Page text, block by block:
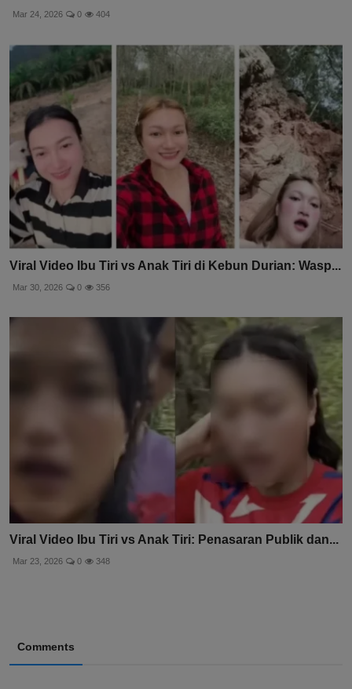
Mar 24, 2026 0 404
Viral Video Ibu Tiri vs Anak Tiri di Kebun Durian: Wasp...
Mar 30, 2026 0 356
Viral Video Ibu Tiri vs Anak Tiri: Penasaran Publik dan...
Mar 23, 2026 0 348
Comments